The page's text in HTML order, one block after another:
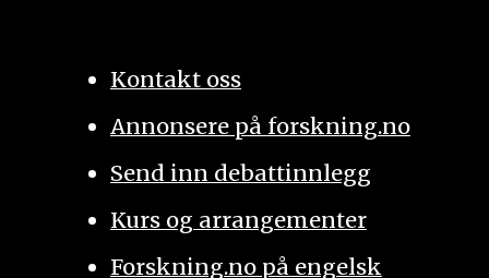
Kontakt oss
Annonsere på forskning.no
Send inn debattinnlegg
Kurs og arrangementer
Forskning.no på engelsk